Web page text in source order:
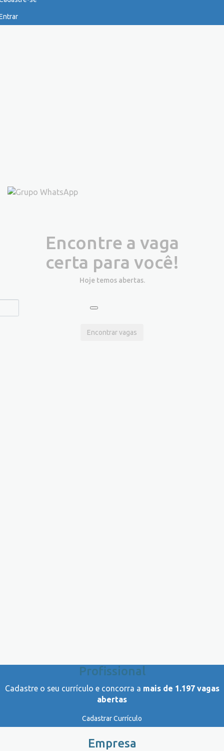
Encontre a vaga
certa para você!
Hoje temos abertas.
Encontrar vagas
Profissional
Cadastre o seu currículo e concorra a mais de 1.197 vagas
abertas
Cadastrar Currículo
Empresa